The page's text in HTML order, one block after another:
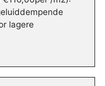
lagere